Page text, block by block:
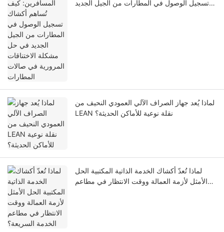
تسجيل الوصول في المطارات من الجيل الجديد
لماذا يُعد جهاز الصراف الآلي العمودي النحيف من
LEAN نقلة نوعية للأماكن الحديثة؟
لماذا تُعدّ أكشاك الخدمة الذاتية المكتبية الحل
الأمثل لأزمة العمالة ووقت الانتظار في مطاعم